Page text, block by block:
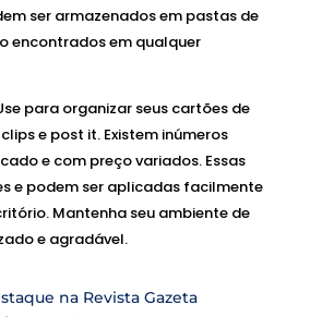
ser armazenados em pastas de
encontrados em qualquer
para organizar seus cartões de
e post it. Existem inúmeros
e com preço variados. Essas
e podem ser aplicadas facilmente
Mantenha seu ambiente de
e agradável.
na Revista Gazeta